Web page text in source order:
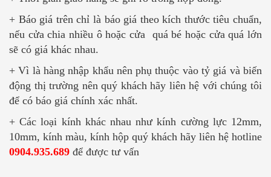
+ Báo giá trên chỉ là báo giá theo kích thước tiêu chuẩn,
nếu cửa chia nhiều ô hoặc cửa quá bé hoặc cửa quá lớn
sẽ có giá khác nhau.
+ Vì là hàng nhập khẩu nên phụ thuộc vào tỷ giá và biến
động thị trường nên quý khách hãy liên hệ với chúng tôi
để có báo giá chính xác nhất.
+ Các loại kính khác nhau như kính cường lực 12mm,
10mm, kính màu, kính hộp quý khách hãy liên hệ hotline
0904.935.689 để được tư vấn